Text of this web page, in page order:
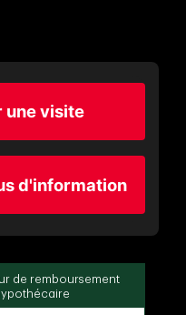
une visite
d'information